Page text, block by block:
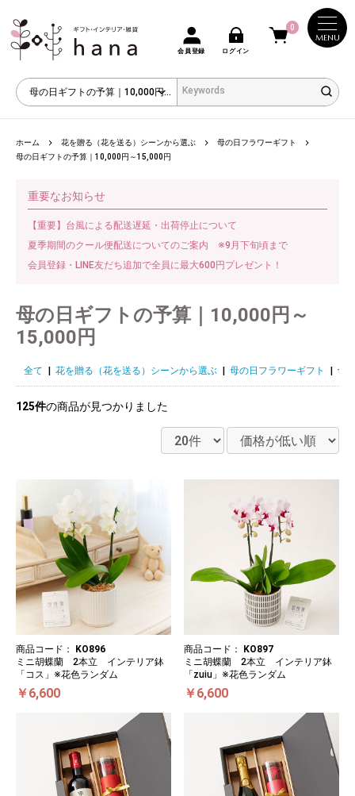
MENU
会員登録 ログイン
0
ホーム 花を贈る（花を送る）シーンから選ぶ
母の日フラワーギフト
母の日ギフトの予算｜10,000円～15,000円
重要なお知らせ
【重要】台風による配送遅延・出荷停止について
夏季期間のクール便配送についてのご案内 ※9月下旬頃まで
会員登録・LINE友だち追加で全員に最大600円プレゼント！
母の日ギフトの予算｜10,000円～
15,000円
全て 花を贈る（花を送る）シーンから選ぶ 母の日フラワーギフト 母
125件の商品が見つかりました
商品コード：
KO896
ミニ胡蝶蘭 2本立 インテリア鉢
「コス」※花色ランダム
￥6,600
商品コード：
KO897
ミニ胡蝶蘭 2本立 インテリア鉢
「zuiu」※花色ランダム
￥6,600